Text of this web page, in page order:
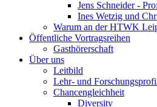
Jens Schneider -
Ines Wetzig und
Warum an der HTWK
Öffentliche Vortragsreihen
Gasthörerschaft
Über uns
Leitbild
Lehr- und
Chancengleichheit
Diversity